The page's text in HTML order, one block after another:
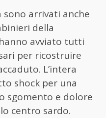
sono arrivati anche
della
avviato tutti
per ricostruire
L’intera
shock per una
sgomento e dolore
centro sardo.